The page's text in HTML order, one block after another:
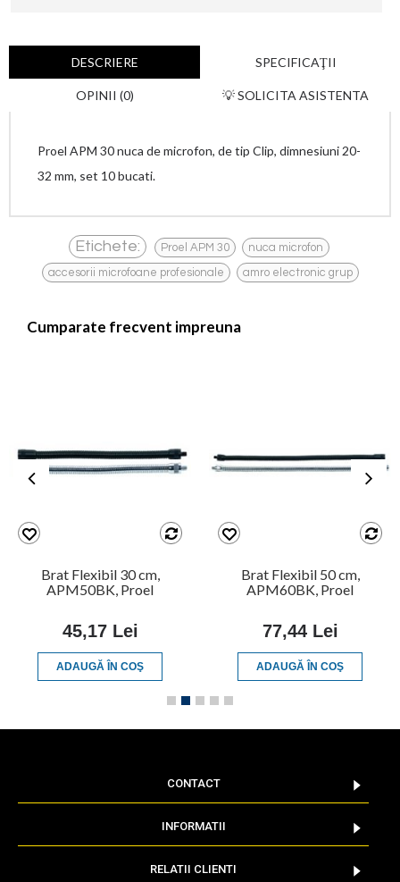
DESCRIERE SPECIFICAŢII
OPINII (0) 💡 SOLICITA ASISTENTA
Proel APM 30 nuca de microfon, de tip Clip, dimnesiuni 20-
32 mm, set 10 bucati.
Etichete: Proel APM 30 , nuca microfon ,
accesorii microfoane profesionale , amro electronic grup
Cumparate frecvent impreuna
Brat Flexibil 30 cm,
APM50BK, Proel
45,17 Lei
ADAUGĂ ÎN COŞ
Brat Flexibil 50 cm,
APM60BK, Proel
77,44 Lei
ADAUGĂ ÎN COŞ
CONTACT
INFORMATII
RELATII CLIENTI